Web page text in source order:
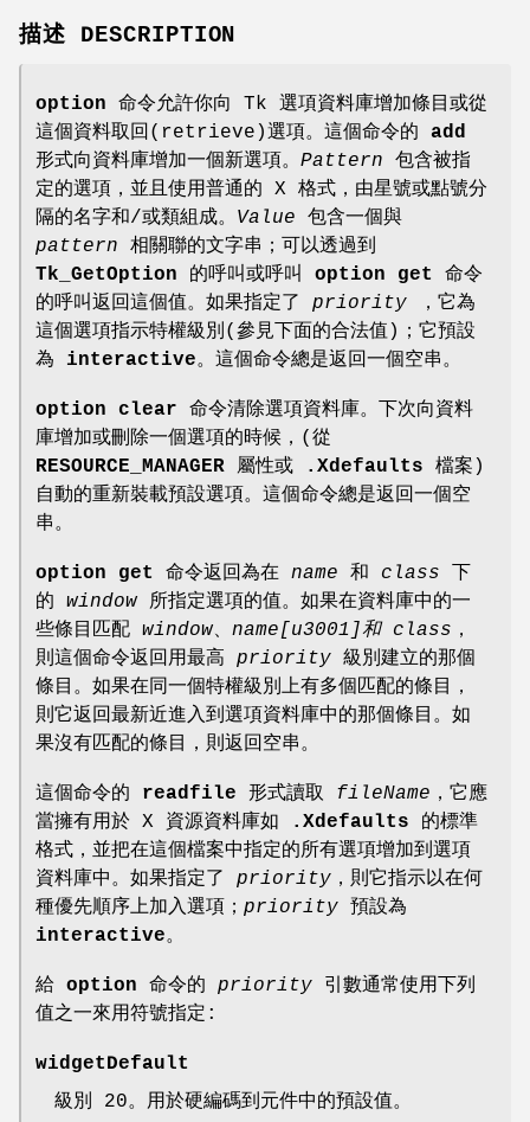
描述 DESCRIPTION
option 命令允許你向 Tk 選項資料庫增加條目或從
這個資料取回(retrieve)選項。這個命令的 add
形式向資料庫增加一個新選項。 Pattern 包含被指
定的選項，並且使用普通的 X 格式，由星號或點號分
隔的名字和/或類組成。 Value 包含一個與
pattern 相關聯的文字串；可以透過到
Tk_GetOption 的呼叫或呼叫 option get
命令
的呼叫返回這個值。如果指定了 priority ，它為
這個選項指示特權級別(參見下面的合法值)；它預設
為 interactive。這個命令總是返回一個空串。
option clear 命令清除選項資料庫。下次向資料
庫增加或刪除一個選項的時候，(從
RESOURCE_MANAGER 屬性或 .Xdefaults 檔案)
自動的重新裝載預設選項。這個命令總是返回一個空
串。
option get 命令返回為在 name 和 class 下
的 window 所指定選項的值。如果在資料庫中的一
些條目匹配 window、 name[u3001]和 class ，
則這個命令返回用最高 priority 級別建立的那個
條目。如果在同一個特權級別上有多個匹配的條目，
則它返回最新近進入到選項資料庫中的那個條目。如
果沒有匹配的條目，則返回空串。
這個命令的 readfile 形式讀取 fileName ，它應
當擁有用於 X 資源資料庫如
.Xdefaults 的標準
格式，並把在這個檔案中指定的所有選項增加到選項
資料庫中。如果指定了 priority ，則它指示以在何
種優先順序上加入選項； priority 預設為
interactive。
給 option 命令的 priority 引數通常使用下列
值之一來用符號指定:
widgetDefault
級別 20。用於硬編碼到元件中的預設值。